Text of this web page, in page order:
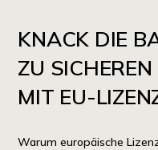
KNACK DIE
ZU
MIT EU-
Warum europäische